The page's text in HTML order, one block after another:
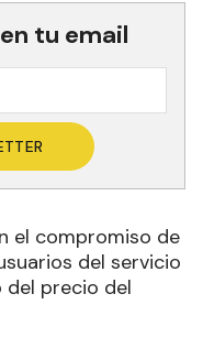
tu email
el compromiso de
del servicio
del precio del